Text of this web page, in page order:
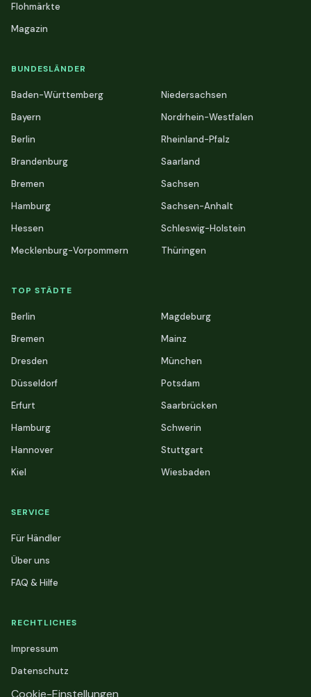
Flohmärkte
Magazin
BUNDESLÄNDER
Baden-Württemberg
Bayern
Berlin
Brandenburg
Bremen
Hamburg
Hessen
Mecklenburg-Vorpommern
Niedersachsen
Nordrhein-Westfalen
Rheinland-Pfalz
Saarland
Sachsen
Sachsen-Anhalt
Schleswig-Holstein
Thüringen
TOP STÄDTE
Berlin
Bremen
Dresden
Düsseldorf
Erfurt
Hamburg
Hannover
Kiel
Magdeburg
Mainz
München
Potsdam
Saarbrücken
Schwerin
Stuttgart
Wiesbaden
SERVICE
Für Händler
Über uns
FAQ & Hilfe
RECHTLICHES
Impressum
Datenschutz
Cookie-Einstellungen